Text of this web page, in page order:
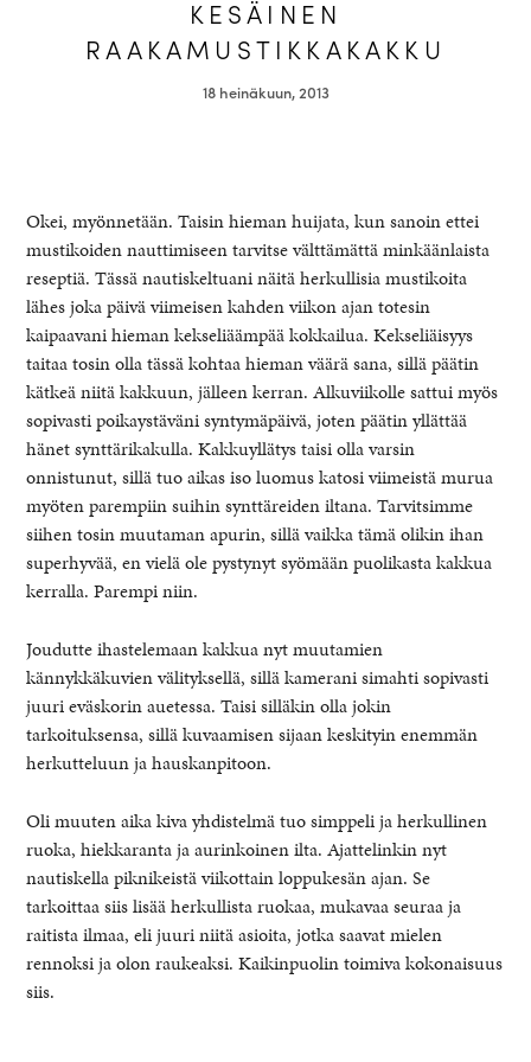
healthy living + good
KESÄINEN
RAAKAMUSTIKKAKAKKU
18 heinäkuun, 2013
Okei, myönnetään. Taisin hieman huijata, kun sanoin ettei
mustikoiden nauttimiseen tarvitse välttämättä minkäänlaista
reseptiä. Tässä nautiskeltuani näitä herkullisia mustikoita
lähes joka päivä viimeisen kahden viikon ajan totesin
kaipaavani hieman kekseliäämpää kokkailua. Kekseliäisyys
taitaa tosin olla tässä kohtaa hieman väärä sana, sillä päätin
kätkeä niitä kakkuun, jälleen kerran. Alkuviikolle sattui myös
sopivasti poikaystäväni syntymäpäivä, joten päätin yllättää
hänet synttärikakulla. Kakkuyllätys taisi olla varsin
onnistunut, sillä tuo aikas iso luomus katosi viimeistä murua
myöten parempiin suihin synttäreiden iltana. Tarvitsimme
siihen tosin muutaman apurin, sillä vaikka tämä olikin ihan
superhyvää, en vielä ole pystynyt syömään puolikasta kakkua
kerralla. Parempi niin.
Joudutte ihastelemaan kakkua nyt muutamien
kännykkäkuvien välityksellä, sillä kamerani simahti sopivasti
juuri eväskorin auetessa. Taisi silläkin olla jokin
tarkoituksensa, sillä kuvaamisen sijaan keskityin enemmän
herkutteluun ja hauskanpitoon.
Oli muuten aika kiva yhdistelmä tuo simppeli ja herkullinen
ruoka, hiekkaranta ja aurinkoinen ilta. Ajattelinkin nyt
nautiskella piknikeistä viikottain loppukesän ajan. Se
tarkoittaa siis lisää herkullista ruokaa, mukavaa seuraa ja
raitista ilmaa, eli juuri niitä asioita, jotka saavat mielen
rennoksi ja olon raukeaksi. Kaikinpuolin toimiva kokonaisuus
siis.